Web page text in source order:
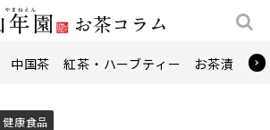
中国茶 紅茶・ハーブティー お茶漬け
健康食品